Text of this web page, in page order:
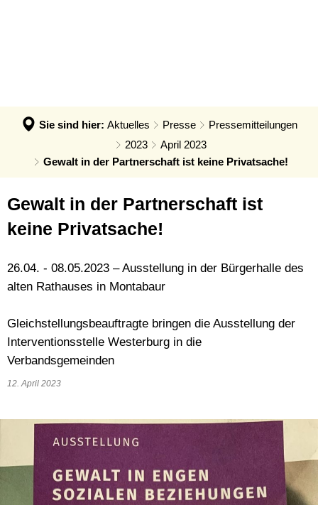
Notdienste
Ukraine Hilfe VG Montabaur
Öffentliche Ausschreibungen
Friedhof - Bestattungen
Generationenbüro
Hochwasser- und
Ordnungsamt
Schadensmelder
Wasser & Abwasser
Steuern, Haushalt & Finanzen
Elektronische Kommunikation
Forst
Bildung & Soziales
Tourismus
Ortsgemeinden
Sie sind hier: Aktuelles Presse
Pressemitteilungen
2023
April 2023
Gewalt in der Partnerschaft ist keine Privatsache!
Gewalt in der Partnerschaft ist
keine Privatsache!
26.04. - 08.05.2023 – Ausstellung in der Bürgerhalle des
alten Rathauses in Montabaur
Gleichstellungsbeauftragte bringen die Ausstellung der
Interventionsstelle Westerburg in die
Verbandsgemeinden
12. April 2023